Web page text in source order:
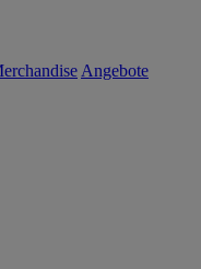
Angebote